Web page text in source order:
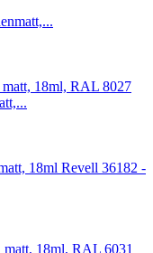
Revell 36182 -